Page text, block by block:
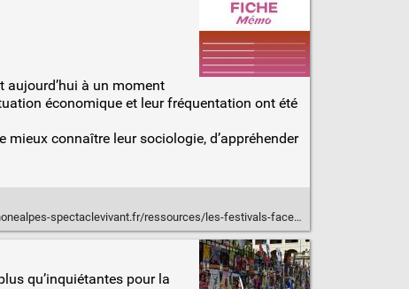
aujourd’hui à un moment
économique et leur fréquentation ont été
connaître leur sociologie, d’appréhender
spectaclevivant.fr/ressources/les-festivals-face-aux-crises/
qu’inquiétantes pour la